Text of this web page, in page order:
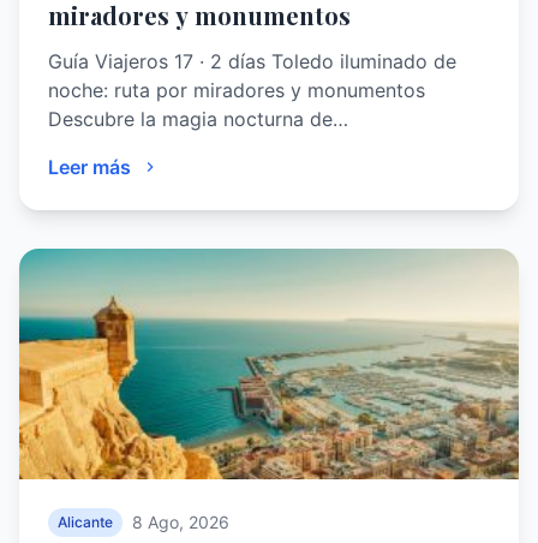
miradores y monumentos
Guía Viajeros 17 · 2 días Toledo iluminado de
noche: ruta por miradores y monumentos
Descubre la magia nocturna de…
Leer más
Alicante 8 Ago, 2026